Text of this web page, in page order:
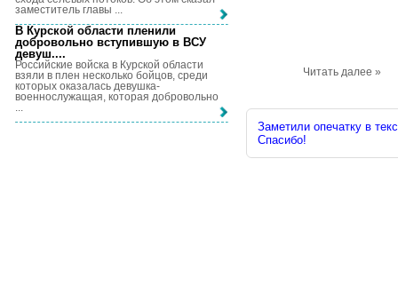
Читать далее »
Заметили опечатку в
Спасибо!
заместитель главы ...
В Курской области пленили
добровольно вступившую в ВСУ
девуш....
Российские войска в Курской области
взяли в плен несколько бойцов, среди
которых оказалась девушка-
военнослужащая, которая добровольно
...